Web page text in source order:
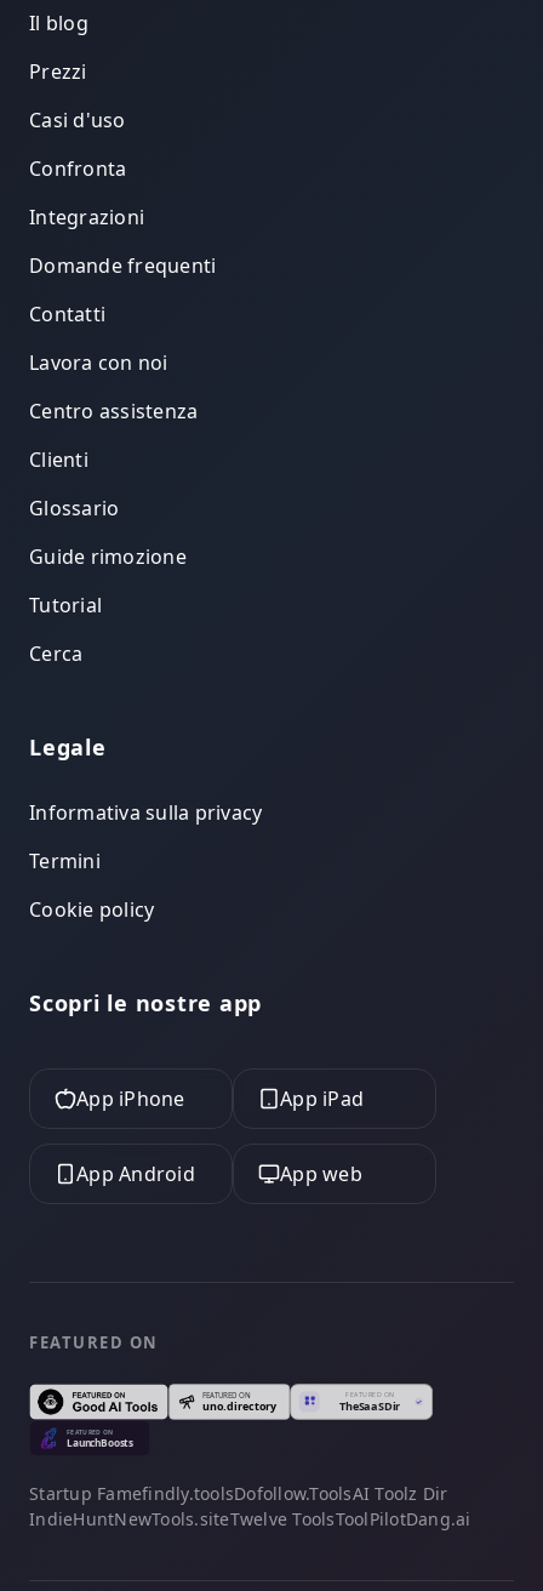
Il blog
Prezzi
Casi d'uso
Confronta
Integrazioni
Domande frequenti
Contatti
Lavora con noi
Centro assistenza
Clienti
Glossario
Guide rimozione
Tutorial
Cerca
Legale
Informativa sulla privacy
Termini
Cookie policy
Scopri le nostre app
App iPhone App iPad
App Android App web
FEATURED ON
Startup Famefindly.toolsDofollow.ToolsAI Toolz Dir
IndieHuntNewTools.siteTwelve ToolsToolPilotDang.ai